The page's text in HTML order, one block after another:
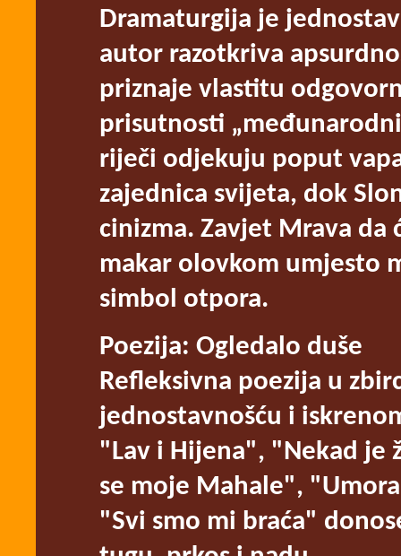
Dramaturgija je
autor razotkriva
priznaje vlastitu
prisutnosti
riječi odjekuju poput
zajednica svijeta, dok
cinizma. Zavjet Mrava da
makar olovkom umjesto
simbol otpora.
Poezija: Ogledalo duše
Refleksivna poezija u
jednostavnošću i
"Lav i Hijena", "Nekad je
se moje Mahale",
"Svi smo mi braća"